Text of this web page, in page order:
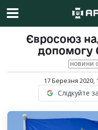
Євросоюз
допомогу
НОВИНИ
17 Березня 2020,
Слідкуйте